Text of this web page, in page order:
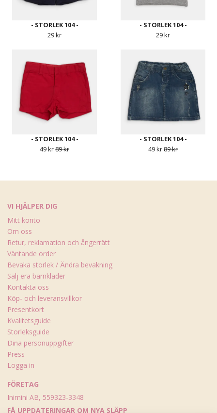
- STORLEK 104 -
29 kr
- STORLEK 104 -
29 kr
- STORLEK 104 -
49 kr89 kr
- STORLEK 104 -
49 kr89 kr
VI HJÄLPER DIG
Mitt konto
Om oss
Retur, reklamation och ångerrätt
Väntande order
Bevaka storlek / Ändra bevakning
Sälj era barnkläder
Kontakta oss
Köp- och leveransvillkor
Presentkort
Kvalitetsguide
Storleksguide
Dina personuppgifter
Press
Logga in
FÖRETAG
Inimini AB, 559323-3348
FÅ UPPDATERINGAR OM NYA SLÄPP